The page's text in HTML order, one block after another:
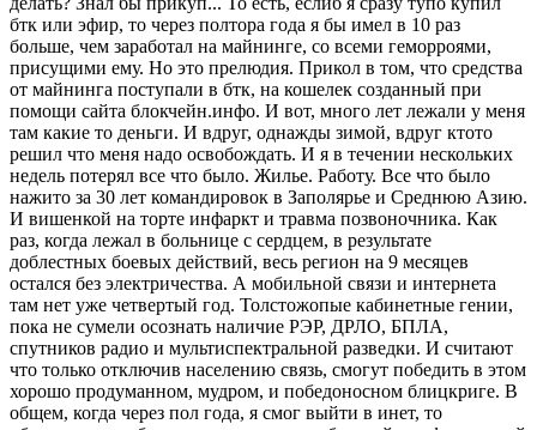
бтк или эфир, то через полтора года я бы имел в 10 раз
больше, чем заработал на майнинге, со всеми геморроями,
присущими ему. Но это прелюдия. Прикол в том, что средства
от майнинга поступали в бтк, на кошелек созданный при
помощи сайта блокчейн.инфо. И вот, много лет лежали у меня
там какие то деньги. И вдруг, однажды зимой, вдруг ктото
решил что меня надо освобождать. И я в течении нескольких
недель потерял все что было. Жилье. Работу. Все что было
нажито за 30 лет командировок в Заполярье и Среднюю Азию.
И вишенкой на торте инфаркт и травма позвоночника. Как
раз, когда лежал в больнице с сердцем, в результате
доблестных боевых действий, весь регион на 9 месяцев
остался без электричества. А мобильной связи и интернета
там нет уже четвертый год. Толстожопые кабинетные гении,
пока не сумели осознать наличие РЭР, ДРЛО, БПЛА,
спутников радио и мультиспектральной разведки. И считают
что только отключив населению связь, смогут победить в этом
хорошо продуманном, мудром, и победоносном блицкриге. В
общем, когда через пол года, я смог выйти в инет, то